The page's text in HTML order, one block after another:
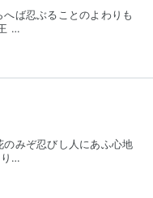
ば忍ぶることのよわりも
…
みぞ忍びし人にあふ心地
り…